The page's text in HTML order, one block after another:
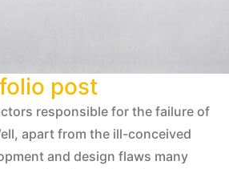
post
responsible for the failure of
apart from the ill-conceived
and design flaws many